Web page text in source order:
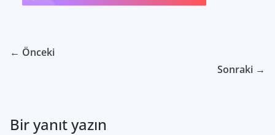
← Önceki
Sonraki →
Bir yanıt yazın